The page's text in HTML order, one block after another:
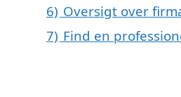
6) Oversigt over
7) Find en